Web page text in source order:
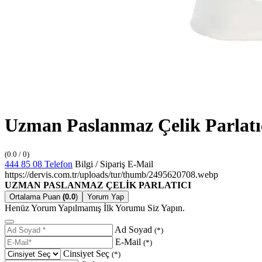
Uzman Paslanmaz Çelik
(0.0 / 0)
444 85 08 Telefon Bilgi / Sipariş E-Mail
https://dervis.com.tr/uploads/tur/thumb/2495620708.webp
UZMAN PASLANMAZ ÇELİK PARLATICI
Ortalama Puan (0.0) Yorum Yap
Henüz Yorum Yapılmamış İlk Yorumu Siz Yapın.
Ad Soyad (*)
E-Mail (*)
Cinsiyet Seç (*)